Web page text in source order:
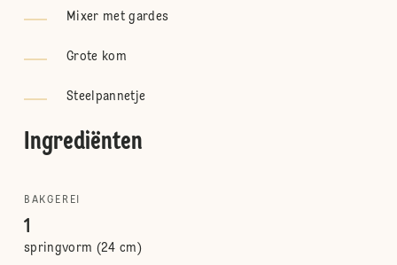
Mixer met gardes
Grote kom
Steelpannetje
Ingrediënten
BAKGEREI
1
springvorm (24 cm)